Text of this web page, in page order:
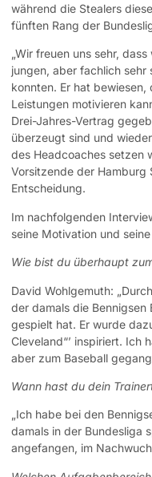
während die Stealers
fünften Rang der
„Wir freuen uns sehr,
jungen, aber fachlich
konnten. Er hat
Leistungen motivieren
Drei-Jahres-Vertrag
überzeugt sind und
des Headcoaches setzen
Vorsitzende der Hamburg
Entscheidung.
Im nachfolgenden
seine Motivation und
Wie bist du überhaupt
David Wohlgemuth:
der damals die
gespielt hat. Er wurde
Cleveland“’ inspiriert. Ich
aber zum Baseball
Wann hast du dein
„Ich habe bei den
damals in der Bundesliga
angefangen, im